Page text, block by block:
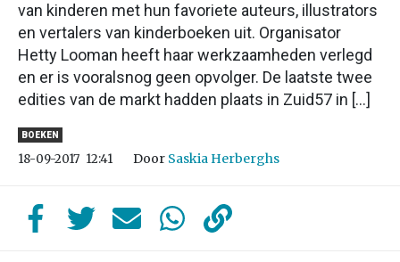
van kinderen met hun favoriete auteurs, illustrators
en vertalers van kinderboeken uit. Organisator
Hetty Looman heeft haar werkzaamheden verlegd
en er is vooralsnog geen opvolger. De laatste twee
edities van de markt hadden plaats in Zuid57 in […]
BOEKEN
18-09-2017 12:41 Door Saskia Herberghs